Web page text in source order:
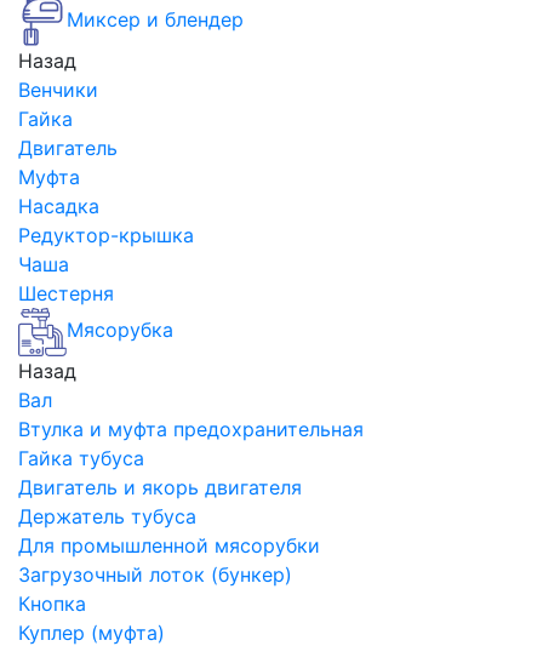
Миксер и блендер
Назад
Венчики
Гайка
Двигатель
Муфта
Насадка
Редуктор-крышка
Чаша
Шестерня
Мясорубка
Назад
Вал
Втулка и муфта предохранительная
Гайка тубуса
Двигатель и якорь двигателя
Держатель тубуса
Для промышленной мясорубки
Загрузочный лоток (бункер)
Кнопка
Куплер (муфта)